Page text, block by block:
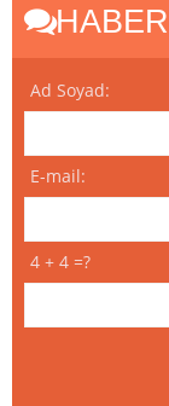
Ad Soyad:
E-mail:
4 + 4 =?